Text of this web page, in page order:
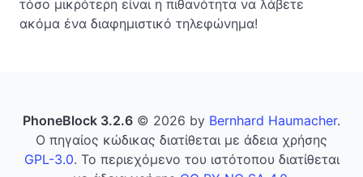
τόσο μικρότερη είναι η πιθανότητα να λάβετε
ακόμα ένα διαφημιστικό τηλεφώνημα!
PhoneBlock 3.2.6 © 2026 by Bernhard Haumacher.
Ο πηγαίος κώδικας διατίθεται με άδεια χρήσης
GPL-3.0. Το περιεχόμενο του ιστότοπου διατίθεται